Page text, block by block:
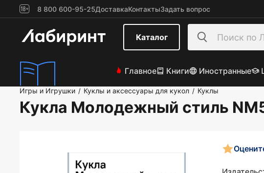
8 800 600-95-25ДоставкаКонтактыЗадать вопрос
Каталог
Главное Книги Иностранные
Игры и Игрушки / Куклы и аксессуары для кукол / Куклы
Кукла Молодежный стиль